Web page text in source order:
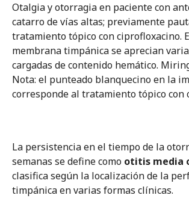
Otalgia y otorragia en paciente con
catarro de vías altas; previamente
tratamiento tópico con ciprofloxacino.
membrana timpánica se aprecian
cargadas de contenido hemático.
Nota: el punteado blanquecino en la
corresponde al tratamiento tópico con
La persistencia en el tiempo de la
semanas se define como otitis media
clasifica según la localización de la
timpánica en varias formas clínicas.